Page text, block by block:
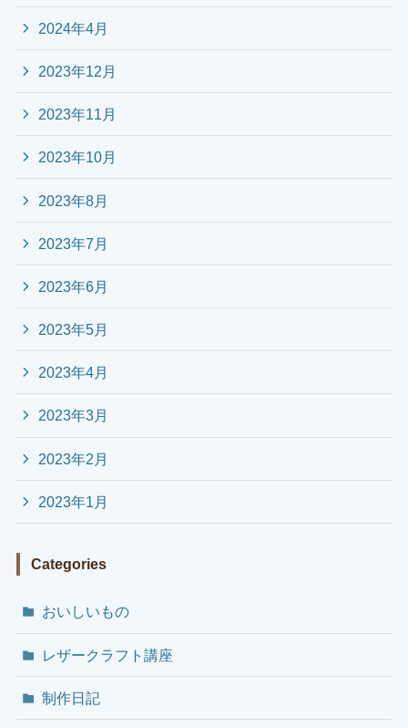
2024年4月
2023年12月
2023年11月
2023年10月
2023年8月
2023年7月
2023年6月
2023年5月
2023年4月
2023年3月
2023年2月
2023年1月
Categories
おいしいもの
レザークラフト講座
制作日記